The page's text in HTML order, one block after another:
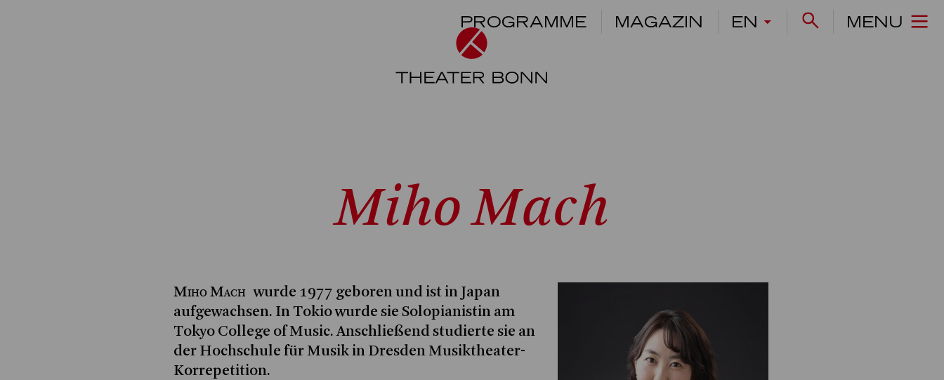
PROGRAMME MAGAZIN EN MENU
Miho Mach
Miho Machwurde 1977 geboren und ist in Japan
aufgewachsen. In Tokio wurde sie Solopianistin am
Tokyo College of Music. Anschließend studierte sie an
der Hochschule für Musik in Dresden Musiktheater-
Korrepetition.